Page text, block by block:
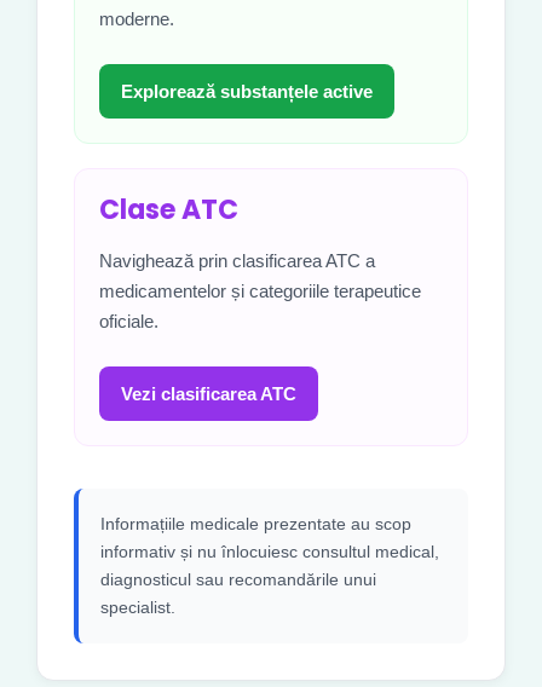
moderne.
Explorează substanțele active
Clase ATC
Navighează prin clasificarea ATC a
medicamentelor și categoriile terapeutice
oficiale.
Vezi clasificarea ATC
Informațiile medicale prezentate au scop
informativ și nu înlocuiesc consultul medical,
diagnosticul sau recomandările unui
specialist.